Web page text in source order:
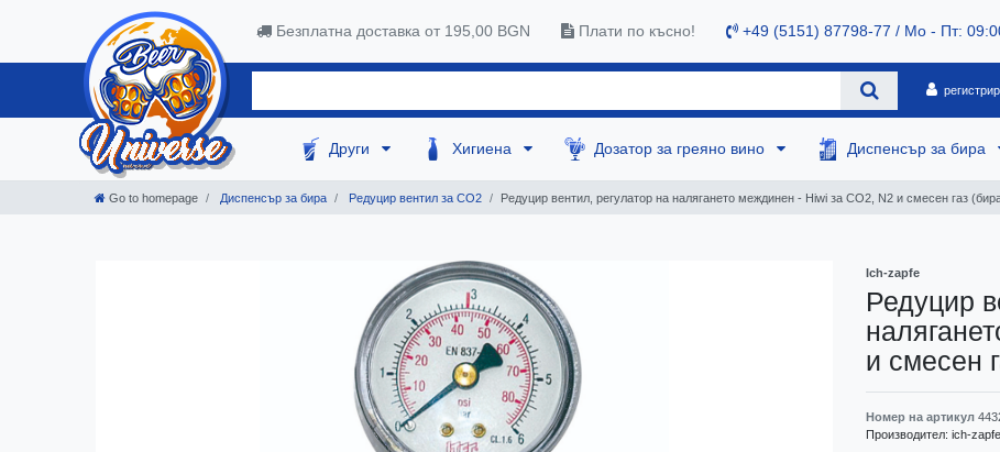
Безплатна доставка от 195,00 BGN Плати по късно! +49 (5151) 87798-77 / Mo - Пт:
Други Хигиена Дозатор за греяно вино Диспенсър за бира
Go to homepage Диспенсър за бира Редуцир вентил за CO2 Редуцир вентил, регулатор на налягането междинен - Hiwi за CO2, N2 и смесен газ
Ich-zapfe
Редуцир
и смесен
Номер на артикул
Производител: ich-zapfe